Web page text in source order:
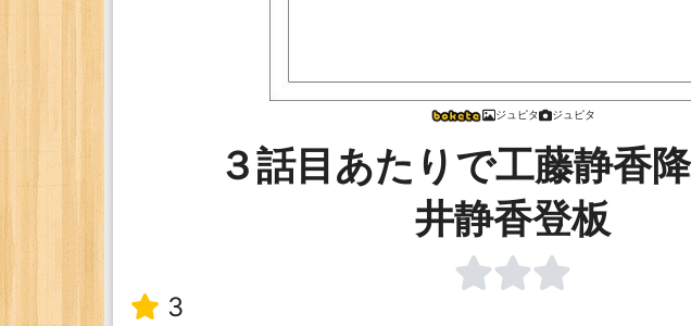
ジュピタ ジュピタ
３話目あたりで工藤静香
井静香登板
3